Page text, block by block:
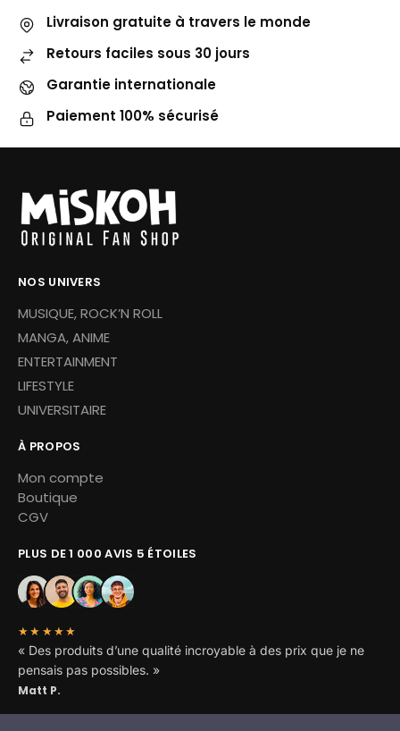
Livraison gratuite à travers le monde
Retours faciles sous 30 jours
Garantie internationale
Paiement 100% sécurisé
NOS UNIVERS
MUSIQUE, ROCK’N ROLL
MANGA, ANIME
ENTERTAINMENT
LIFESTYLE
UNIVERSITAIRE
À PROPOS
Mon compte
Boutique
CGV
PLUS DE 1 000 AVIS 5 ÉTOILES
★★★★★
« Des produits d’une qualité incroyable à des prix que je ne
pensais pas possibles. »
Matt P.